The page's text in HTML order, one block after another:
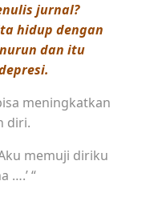
jurnal?
hidup dengan
dan itu
meningkatkan
diri.
memuji diriku
….’ “